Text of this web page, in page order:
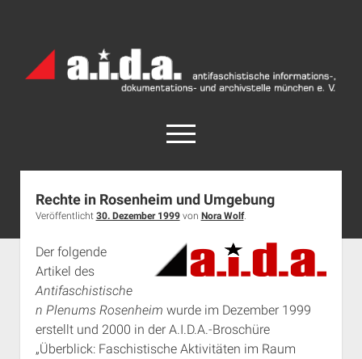
Archiv
München
open
menu
facebook
rss info@aida-archiv.de
Home
Aktuelles
Termine
open
Antifaschistische Termine im Süden
Antifaschistische Termine in München
Rechte Termine im Süden
Das Archiv
open
dropdown
menu
a.i.d.a. e. V. unterstützen
Impressum
Archiv
München
Posts
Rechte in Rosenheim und Umgebung
Veröffentlicht 30. Dezember 1999von Nora Wolf.
Der folgende
Artikel des
Antifaschistische
n Plenums Rosenheim wurde im Dezember 1999
erstellt und 2000 in der A.I.D.A.-Broschüre
„Überblick: Faschistische Aktivitäten im Raum